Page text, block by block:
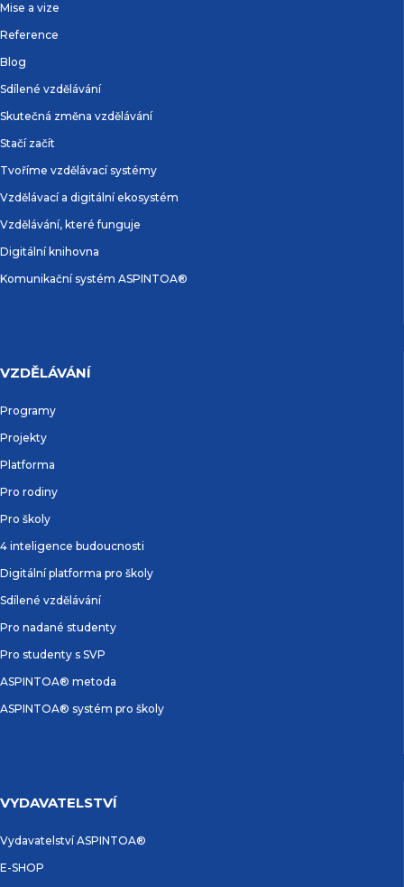
Mise a vize
Reference
Blog
Sdílené vzdělávání
Skutečná změna vzdělávání
Stačí začít
Tvoříme vzdělávací systémy
Vzdělávací a digitální ekosystém
Vzdělávání, které funguje
Digitální knihovna
Komunikační systém ASPINTOA®
VZDĚLÁVÁNÍ
Programy
Projekty
Platforma
Pro rodiny
Pro školy
4 inteligence budoucnosti
Digitální platforma pro školy
Sdílené vzdělávání
Pro nadané studenty
Pro studenty s SVP
ASPINTOA® metoda
ASPINTOA® systém pro školy
VYDAVATELSTVÍ
Vydavatelství ASPINTOA®
E-SHOP